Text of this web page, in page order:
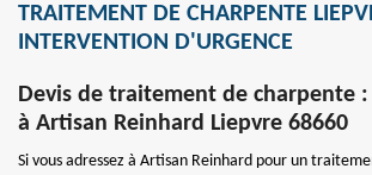
TRAITEMENT DE CHARPENTE
INTERVENTION D'URGENCE
Devis de traitement de charpente :
à Artisan Reinhard Liepvre 68660
Si vous adressez à Artisan Reinhard pour un